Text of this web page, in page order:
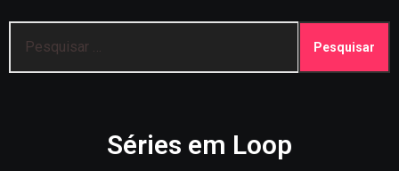
por:
Séries em Loop